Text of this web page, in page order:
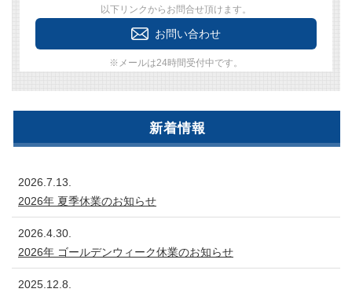
以下リンクからお問合せ頂けます。
お問い合わせ
※メールは24時間受付中です。
新着情報
2026.7.13.
2026年 夏季休業のお知らせ
2026.4.30.
2026年 ゴールデンウィーク休業のお知らせ
2025.12.8.